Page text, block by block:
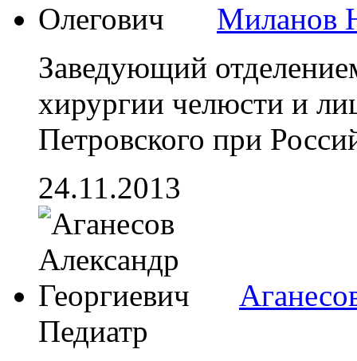
Миланов
Заведующий
хирургии челюсти и
Петровского при
24.11.2013
Педиатр